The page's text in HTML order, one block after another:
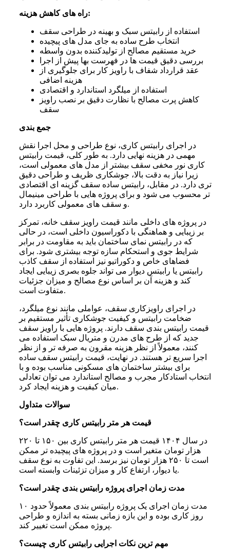
راه های کاهش هزینه:
استفاده از رابیتس سبک و بهینه در طراحی سقف
انتخاب طرح ساده به جای مدل های پیچیده
خرید مستقیم مصالح از تولیدکننده بدون واسطه
بررسی دقیق قیمت ها در فهرست بها پیش از اجرا
عقد قرارداد شفاف با راویز کار برای جلوگیری از
هزینه اضافی
استفاده از میلگرد استاندارد و اقتصادی
کاهش پرت مصالح با نظارت دقیق بر نصب راویز
سقف
جمع بندی
در اجرای رابیتس کاری، نوع طراحی و محل اجرا نقش
مهمی در هزینه نهایی دارد. به‌ طور کلی، قیمت رابیتس
کاری نور مخفی سقف بیشتر از مدل‌ های معمولی است،
زیرا نیاز به دقت بالا، جوشکاری ظریف و طراحی دقیق‌
تری دارد. در مقابل، رابیتس ساده سقف گزینه‌ ای اقتصادی‌
تر محسوب می‌ شود و برای پروژه‌ هایی با طراحی مینیمال
و سقف‌ های معمولی کاربرد دارد.
در پروژه‌ های داخلی مانند قیمت راویز سقف خانه، تمرکز
بر زیبایی و هماهنگی با دکوراسیون داخلی است، در حالی
که در رابیتس نمای ساختمان باید به مقاومت در برابر
شرایط جوی و استحکام سازه توجه بیشتری شود. برای
فضاهای خاص و دکوراتیو نیز استفاده از سقف کاذب
رابیتس یا رابیتس دیوار می‌ تواند جلوه بصری زیبایی ایجاد
کند و هزینه آن بر اساس نوع مصالح و میزان جزئیات
متفاوت است.
در اجرای راویزکاری سقف، عواملی مانند نوع میلگرد،
ضخامت رابیتس و کیفیت جوشکاری تأثیر مستقیم بر
قیمت رابیتس بندی سقف دارند. پروژه‌ هایی با راویز سقف
جدید که از طرح‌ های مدرن و متریال سبک استفاده می‌
کنند، معمولاً از نظر هزینه مقرون‌ به‌ صرفه‌ تر و از نظر
اجرا سریع‌ تر هستند. در نهایت، قیمت رابیتس سقف ساده
برای بیشتر ساختمان‌ های مسکونی مناسب بوده و با
انتخاب استادکار مجرب و مصالح استاندارد می‌ توان تعادلی
میان کیفیت و هزینه ایجاد کرد.
سوالات متداول
قیمت هر متر رابیتس کاری چقدر است؟
در سال ۱۴۰۴ قیمت هر متر رابیتس‌ کاری بین ۱۵۰ تا ۲۲۰
هزار تومان متغیر است و در پروژه‌ های پیچیده‌ تر ممکن
است تا ۲۵۰ هزار تومان نیز برسد. این تفاوت به نوع سقف
یا دیوار، ارتفاع کار و میزان تزئینات وابسته است.
مدت زمان اجرای پروژه رابیتس بندی چقدر است؟
مدت زمان اجرای یک پروژه رابیتس بندی معمولاً حدود ۱۰
روز کاری بوده و این بازه زمانی بسته به اندازه و طراحی
پروژه ممکن است تغییر کند.
مهم ترین نکات اجرایی رابیتس کاری چیست؟